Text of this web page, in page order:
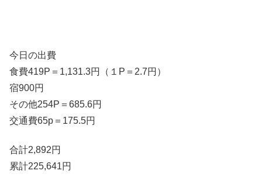
今日の出費
食費419P＝1,131.3円（１P＝2.7円）
宿900円
その他254P＝685.6円
交通費65p＝175.5円
合計2,892円
累計225,641円